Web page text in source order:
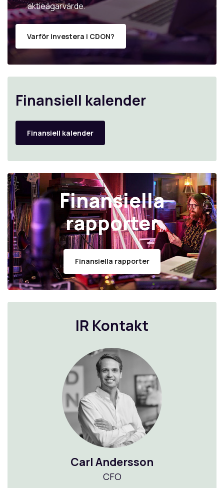
aktieägarvärde.
Varför investera i CDON?
Finansiella
rapporter
Finansiella rapporter
Finansiell kalender
Finansiell kalender
IR Kontakt
Carl Andersson
CFO